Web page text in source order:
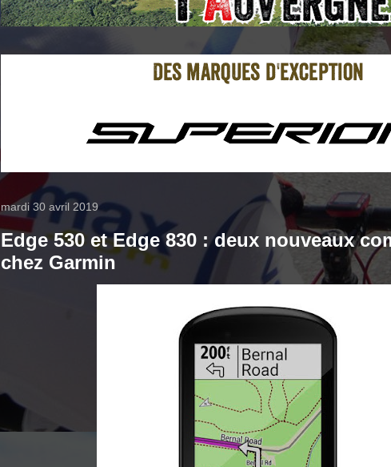
mardi 30 avril 2019
Edge 530 et Edge 830 : deux nouveaux
chez Garmin